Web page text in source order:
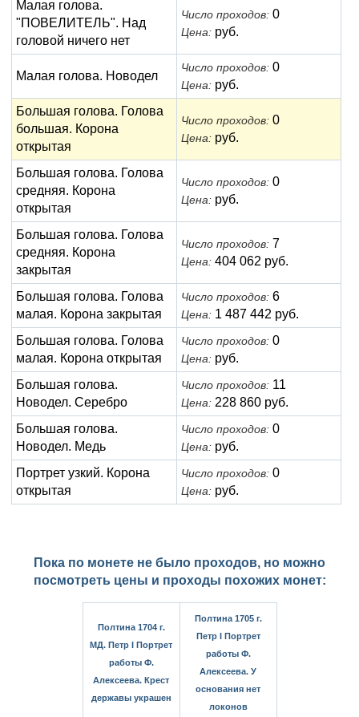
Малая голова.
"ПОВЕЛИTЕЛЬ". Над
головой ничего нет
Число проходов: 0
Цена: руб.
Малая голова. Новодел
Число проходов: 0
Цена: руб.
Большая голова. Голова
большая. Корона
открытая
Число проходов: 0
Цена: руб.
Большая голова. Голова
средняя. Корона
открытая
Число проходов: 0
Цена: руб.
Большая голова. Голова
средняя. Корона
закрытая
Число проходов: 7
Цена: 404 062 руб.
Большая голова. Голова
малая. Корона закрытая
Число проходов: 6
Цена: 1 487 442 руб.
Большая голова. Голова
малая. Корона открытая
Число проходов: 0
Цена: руб.
Большая голова.
Новодел. Серебро
Число проходов: 11
Цена: 228 860 руб.
Большая голова.
Новодел. Медь
Число проходов: 0
Цена: руб.
Портрет узкий. Корона
открытая
Число проходов: 0
Цена: руб.
Пока по монете не было проходов, но можно
посмотреть цены и проходы похожих монет:
Полтина 1704 г.
МД. Петр I Портрет
работы Ф.
Алексеева. Крест
державы украшен
Полтина 1705 г.
Петр I Портрет
работы Ф.
Алексеева. У
основания нет
локонов